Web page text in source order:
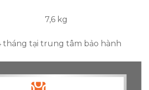
7,6 kg
tháng tại trung tâm bảo hành